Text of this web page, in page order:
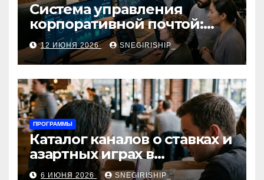
Система управления
корпоративной почтой:
функции, безопасность и
интеграция
12 ИЮНЯ 2026 SNEGIRISHIP_
ПРОГРАММЫ
Каталог каналов о ставках и
азартных играх в
мессенджерах
6 ИЮНЯ 2026 SNEGIRISHIP_